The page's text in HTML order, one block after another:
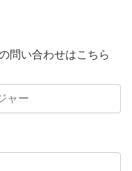
問い合わせはこちら